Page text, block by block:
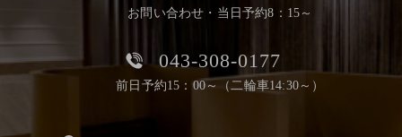
お問い合わせ・当日予約8：15～
043-308-0177
前日予約15：00～（二輪車14:30～）